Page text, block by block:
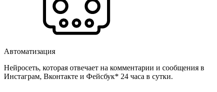
Автоматизация
Нейросеть, которая отвечает на комментарии и сообщения в
Инстаграм, Вконтакте и Фейсбук* 24 часа в сутки.